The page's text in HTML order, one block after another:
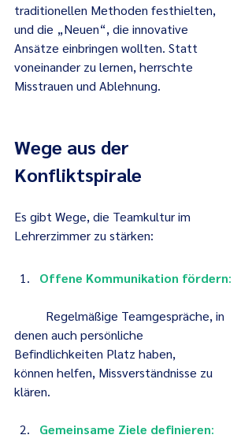
traditionellen Methoden festhielten,
und die „Neuen“, die innovative
Ansätze einbringen wollten. Statt
voneinander zu lernen, herrschte
Misstrauen und Ablehnung.
Wege aus der
Konfliktspirale
Es gibt Wege, die Teamkultur im
Lehrerzimmer zu stärken:
Offene Kommunikation fördern:
denen auch persönliche
Befindlichkeiten Platz haben,
können helfen, Missverständnisse zu
klären.
Gemeinsame Ziele definieren: